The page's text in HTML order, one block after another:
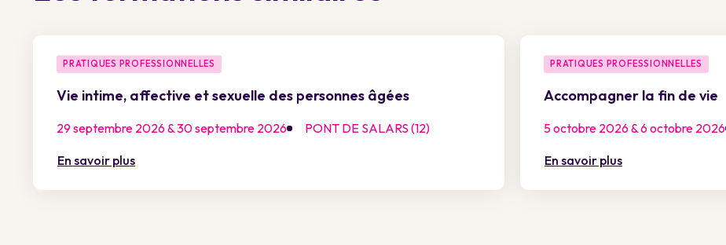
PRATIQUES PROFESSIONNELLES
Vie intime, affective et sexuelle des personnes âgées
29 septembre 2026 & 30 septembre 2026 PONT DE SALARS (12)
En savoir plus
PRATIQUES PROFESSIONNELLES
Accompagner la fin de vie
5 octobre 2026 & 6 octobre 2026
En savoir plus